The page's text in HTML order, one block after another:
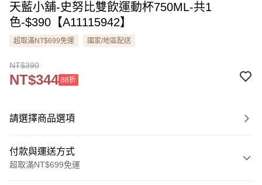
天藍小舖-史努比雙飲運動杯750ML-共1
色-$390【A11115942】
超取滿NT$699免運 國家/地區配送
NT$390
NT$344 88折
請選擇商品選項
付款與運送方式
超取滿NT$699免運